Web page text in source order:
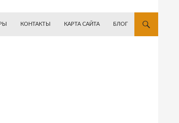
КОНТАКТЫ КАРТА САЙТА БЛОГ